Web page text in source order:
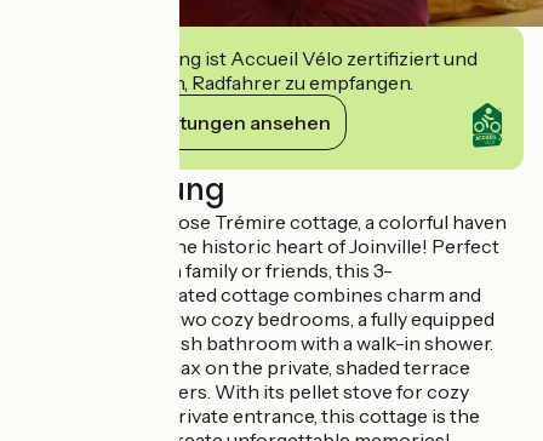
Diese Einrichtung ist Accueil Vélo zertifiziert und
verpflichtet sich, Radfahrer zu empfangen.
Ihre Verpflichtungen ansehen
Beschreibung
Discover the La Rose Trémire cottage, a colorful haven
of peace right in the historic heart of Joinville! Perfect
for a vacation with family or friends, this 3-
Cl%E9vacances-rated cottage combines charm and
modernity. Enjoy two cozy bedrooms, a fully equipped
kitchen, and a stylish bathroom with a walk-in shower.
On sunny days, relax on the private, shaded terrace
adorned with flowers. With its pellet stove for cozy
evenings and its private entrance, this cottage is the